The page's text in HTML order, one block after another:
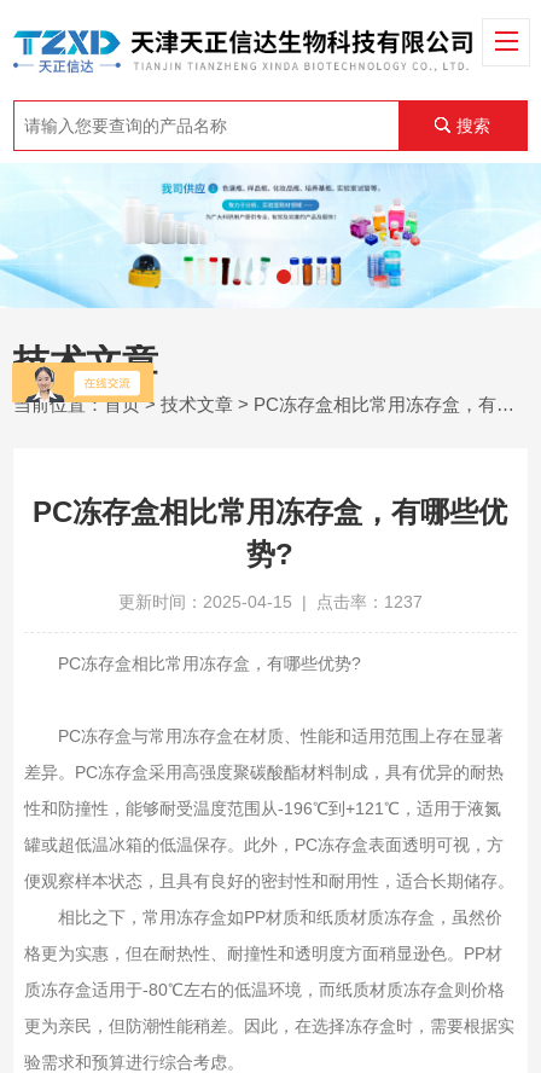
搜索
技术文章
当前位置：首页>技术文章 > PC冻存盒相比常用冻存盒，有哪些优势?
PC冻存盒相比常用冻存盒，有哪些优
势?
更新时间：2025-04-15 | 点击率：1237
PC冻存盒相比常用冻存盒，有哪些优势?
PC冻存盒与常用冻存盒在材质、性能和适用范围上存在显著
差异。PC冻存盒采用高强度聚碳酸酯材料制成，具有优异的耐热
性和防撞性，能够耐受温度范围从-196℃到+121℃，适用于液氮
罐或超低温冰箱的低温保存。此外，PC冻存盒表面透明可视，方
便观察样本状态，且具有良好的密封性和耐用性，适合长期储存。
相比之下，常用冻存盒如PP材质和纸质材质冻存盒，虽然价
格更为实惠，但在耐热性、耐撞性和透明度方面稍显逊色。PP材
质冻存盒适用于-80℃左右的低温环境，而纸质材质冻存盒则价格
更为亲民，但防潮性能稍差。因此，在选择冻存盒时，需要根据实
验需求和预算进行综合考虑。